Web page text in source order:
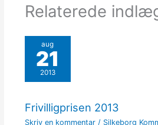
Relaterede
aug
21
2013
Frivilligprisen 2013
Skriv en kommentar / Silkeborg